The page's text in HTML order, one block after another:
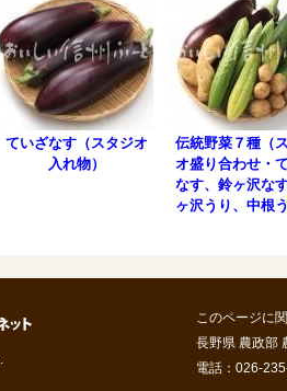
ていざなす（スタジオ
入れ物）
伝統野菜７種（
オ盛り合わせ・
なす、鈴ヶ沢な
ヶ沢うり、中根
このページに
長野県 農政部
電話：026-